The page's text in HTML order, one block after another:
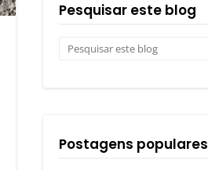
Pesquisar este blog
Postagens populares